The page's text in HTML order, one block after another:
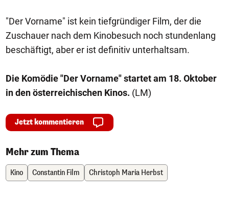
"Der Vorname" ist kein tiefgründiger Film, der die
Zuschauer nach dem Kinobesuch noch stundenlang
beschäftigt, aber er ist definitiv unterhaltsam.
Die Komödie "Der Vorname" startet am 18. Oktober
in den österreichischen Kinos. (LM)
Jetzt kommentieren
Mehr zum Thema
Kino Constantin Film Christoph Maria Herbst